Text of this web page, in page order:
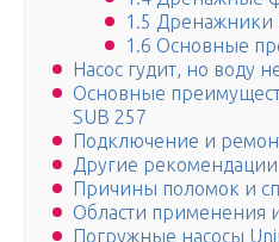
1.5 Дренажники
1.6 Основные
Насос гудит, но воду
Основные
SUB 257
Подключение и
Другие рекомендации
Причины поломок и
Области применения
Погружные насосы